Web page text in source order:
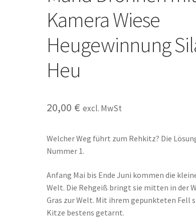
Kamera Wiese
Heugewinnung
Heu
20,00 € excl. MwSt
Welcher Weg führt zum Rehkitz? Die
Nummer 1.
Anfang Mai bis Ende Juni kommen die
Welt. Die Rehgeiß bringt sie mitten in der
Gras zur Welt. Mit ihrem gepunkteten Fell
Kitze bestens getarnt.